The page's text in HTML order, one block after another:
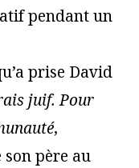
pendant un
prise David
juif. Pour
,
père au